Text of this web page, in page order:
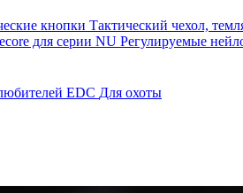
кнопки Тактический чехол,
для серии NU Регулируемые
EDC Для охоты